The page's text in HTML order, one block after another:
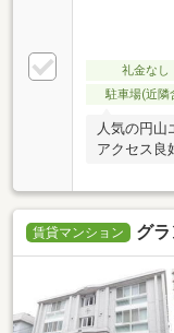
礼金なし
駐車場(近隣
人気の円山
アクセス良
賃貸マンション グ